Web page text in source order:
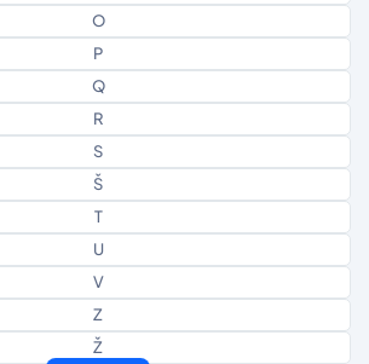
O
P
Q
R
S
Š
T
U
V
Z
Ž